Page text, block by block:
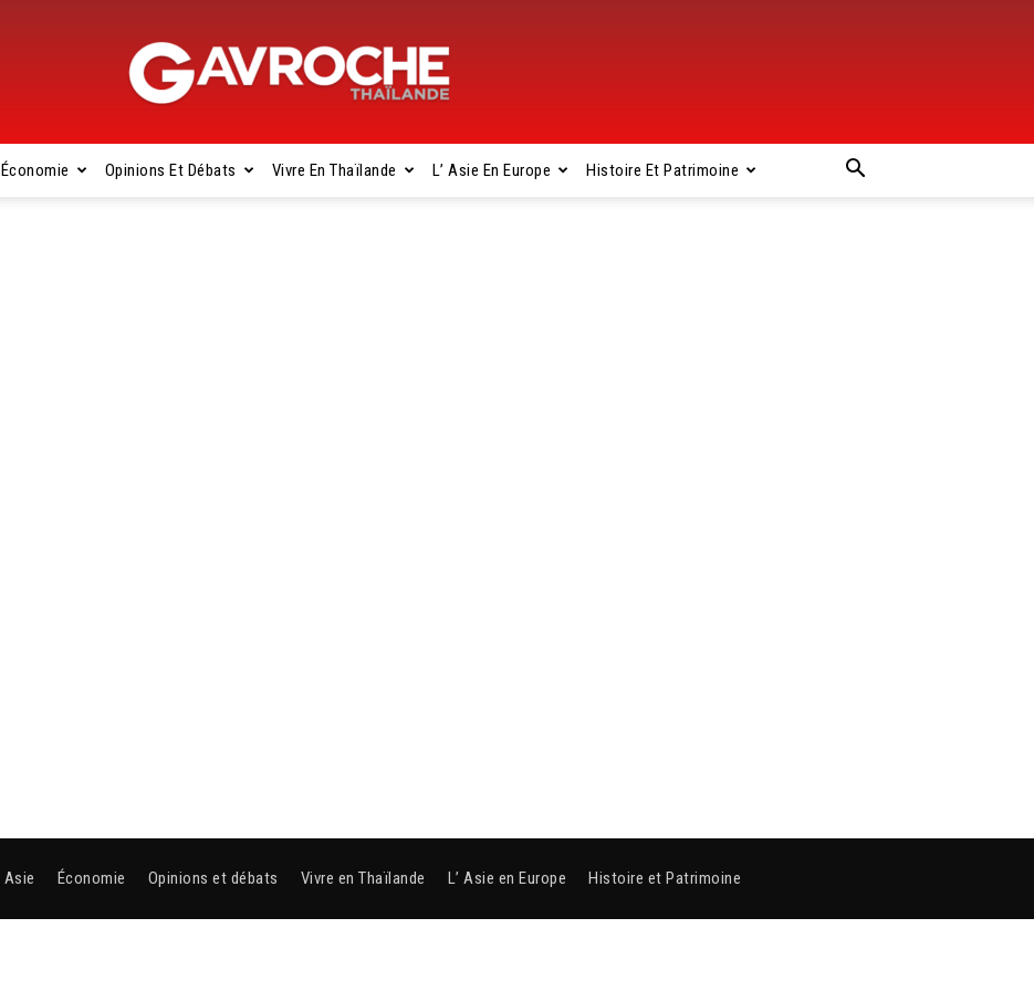
Gavroche
Économie Opinions Et Débats Vivre En Thaïlande L’ Asie En Europe Histoire Et Patrimoine
Asie Économie Opinions et débats Vivre en Thaïlande L’ Asie en Europe Histoire et Patrimoine